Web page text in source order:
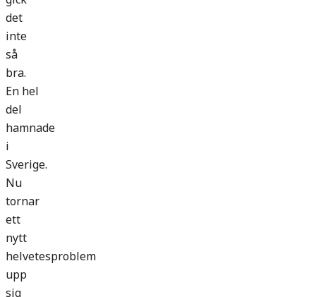
det
inte
så
bra.
En hel
del
hamnade
i
Sverige.
Nu
tornar
ett
nytt
helvetesproblem
upp